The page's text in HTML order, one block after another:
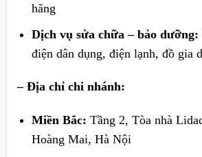
hãng
Dịch vụ sửa chữa – bảo dưỡng:
điện dân dụng, điện lạnh, đồ gia
– Địa chỉ chi nhánh:
Miền Bắc: Tầng 2, Tòa nhà
Hoàng Mai, Hà Nội